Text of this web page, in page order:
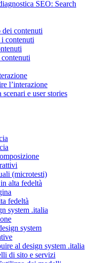
SEO: Search
dei contenuti
contenuti
l’interazione
e user stories
(microtesti)
alta fedeltà
fedeltà
system .italia
system
al design system .italia
di sito e servizi